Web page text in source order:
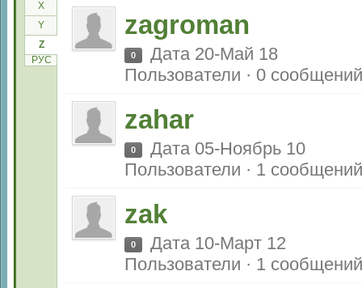
X
Y
Z
РУС
zagroman
0
Дата 20-Май 18
Пользователи · 0 сообщений
zahar
0
Дата 05-Ноябрь 10
Пользователи · 1 сообщений
zak
0
Дата 10-Март 12
Пользователи · 1 сообщений